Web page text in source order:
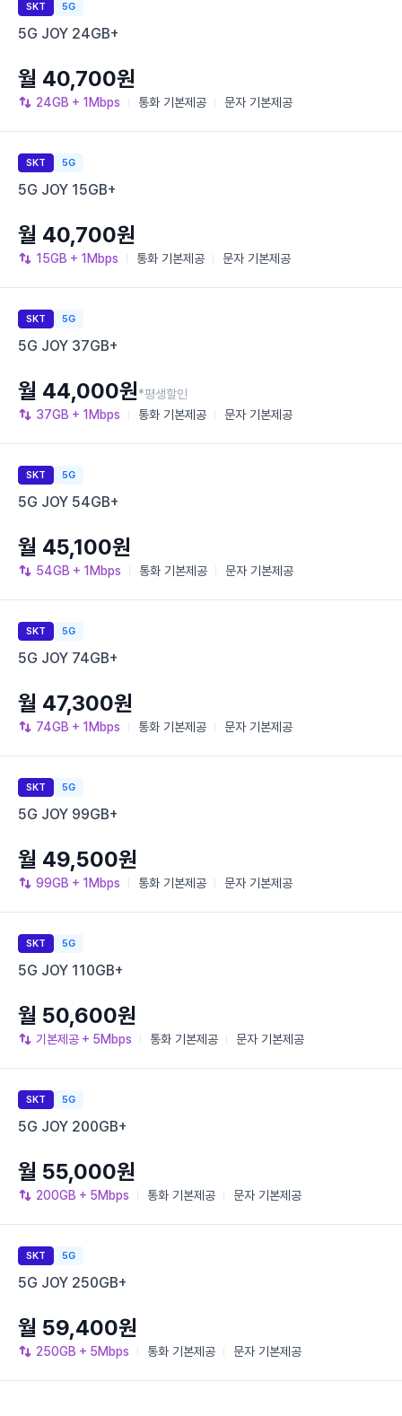
SKT 5G
5G JOY 24GB+
24GB + 1Mbps 통화 기본제공 문자 기본제공
월 40,700원
SKT 5G
5G JOY 15GB+
15GB + 1Mbps 통화 기본제공 문자 기본제공
월 40,700원
SKT 5G
5G JOY 37GB+
37GB + 1Mbps 통화 기본제공 문자 기본제공
월 44,000원*평생할인
SKT 5G
5G JOY 54GB+
54GB + 1Mbps 통화 기본제공 문자 기본제공
월 45,100원
SKT 5G
5G JOY 74GB+
74GB + 1Mbps 통화 기본제공 문자 기본제공
월 47,300원
SKT 5G
5G JOY 99GB+
99GB + 1Mbps 통화 기본제공 문자 기본제공
월 49,500원
SKT 5G
5G JOY 110GB+
기본제공 + 5Mbps 통화 기본제공 문자 기본제공
월 50,600원
SKT 5G
5G JOY 200GB+
200GB + 5Mbps 통화 기본제공 문자 기본제공
월 55,000원
SKT 5G
5G JOY 250GB+
250GB + 5Mbps 통화 기본제공 문자 기본제공
월 59,400원